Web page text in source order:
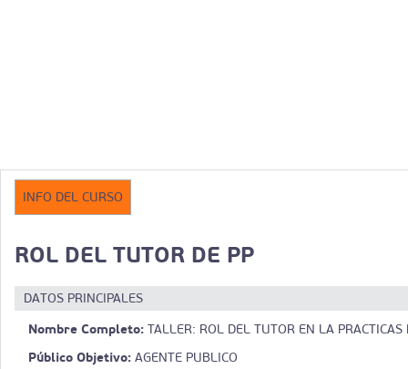
INFO DEL CURSO
ROL DEL TUTOR DE PP
DATOS PRINCIPALES
Nombre Completo: TALLER: ROL DEL TUTOR EN LA
Público Objetivo: AGENTE PUBLICO